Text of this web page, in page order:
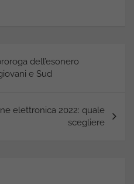
dell’esonero
e Sud
elettronica 2022: quale
scegliere